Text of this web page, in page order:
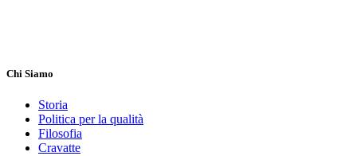
Chi Siamo
Storia
Politica per la qualità
Filosofia
Cravatte